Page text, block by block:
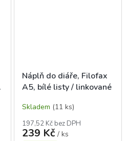
Náplň do diáře, Filofax
A5, bílé listy / linkované
Skladem (11 ks)
197,52 Kč bez DPH
239 Kč / ks